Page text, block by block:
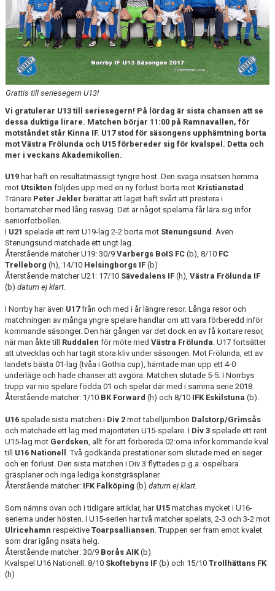
UNICOACH
TABELL P19
TABELL P17
TABELL P16
TABELL P15
TABELLER LIGACUPEN
Grattis till seriesegern U13!
Vi gratulerar U13 till seriesegern! På lördag är sista chansen att se
dessa duktiga lirare. Matchen börjar 11:00 på Ramnavallen, för
motståndet står Kinna IF. U17 stod för säsongens upphämtning borta
mot Västra Frölunda och U15 förbereder sig för kvalspel. Detta och
mer i veckans Akademikollen.
U19 har haft en resultatmässigt tyngre höst. Den svaga insatsen hemma
mot Utsikten följdes upp med en ny förlust borta mot Kristianstad .
Tränare Peter Jekler berättar att laget haft svårt att prestera i
bortamatcher med lång resväg. Det är något spelarna får lära sig inför
seniorfotbollen.
I U21 spelade ett rent U19-lag 2-2 borta mot Stenungsund . Även
Stenungsund matchade ett ungt lag.
Återstående matcher U19: 30/9 Varbergs BoIS FC (b), 8/10 FC
Trelleborg (h), 14/10 Helsingborgs IF (b)
Återstående matcher U21: 17/10 Sävedalens IF (h), Västra Frölunda IF
(b) datum ej klart.
I Norrby har även U17från och med i år längre resor. Långa resor och
matchningen av många yngre spelare handlar om att vara förberedd inför
kommande säsonger. Den här gången var det dock en av få kortare resor,
när man åkte till Ruddalen för möte med Västra Frölunda. U17 fortsätter
att utvecklas och har tagit stora kliv under säsongen. Mot Frölunda, ett av
landets bästa 01-lag (tvåa i Gothia cup), hämtade man upp ett 4-0
underläge och hade chanser att avgöra. Matchen slutade 5-5. I Norrbys
trupp var nio spelare födda 01 och spelar där med i samma serie 2018.
Återstående matcher: 1/10 BK Forward (h) och 8/10 IFK Eskilstuna (b).
U16 spelade sista matchen i Div 2 mot tabelljumbon Dalstorp/Grimsås
och matchade ett lag med majoriteten U15-spelare. I Div 3 spelade ett rent
U15-lag mot Gerdsken, allt för att förbereda 02:orna inför kommande kval
till U16 Nationell . Två godkända prestationer som slutade med en seger
och en förlust. Den sista matchen i Div 3 flyttades p.g.a. ospelbara
gräsplaner och inga lediga konstgräsplaner.
Återstående matcher: IFK Falköping (b) datum ej klart.
Som nämns ovan och i tidigare artiklar, har U15 matchas mycket i U16-
serierna under hösten. I U15-serien har två matcher spelats, 2-3 och 3-2 mot
Ulricehamn respektive Toarpsalliansen. Truppen ser fram emot kvalet
som drar igång nsäta helg.
Återstående matcher: 30/9 Borås AIK(b)
Kvalspel U16 Nationell: 8/10 Skoftebyns IF (b) och 15/10 Trollhättans FK
(h)